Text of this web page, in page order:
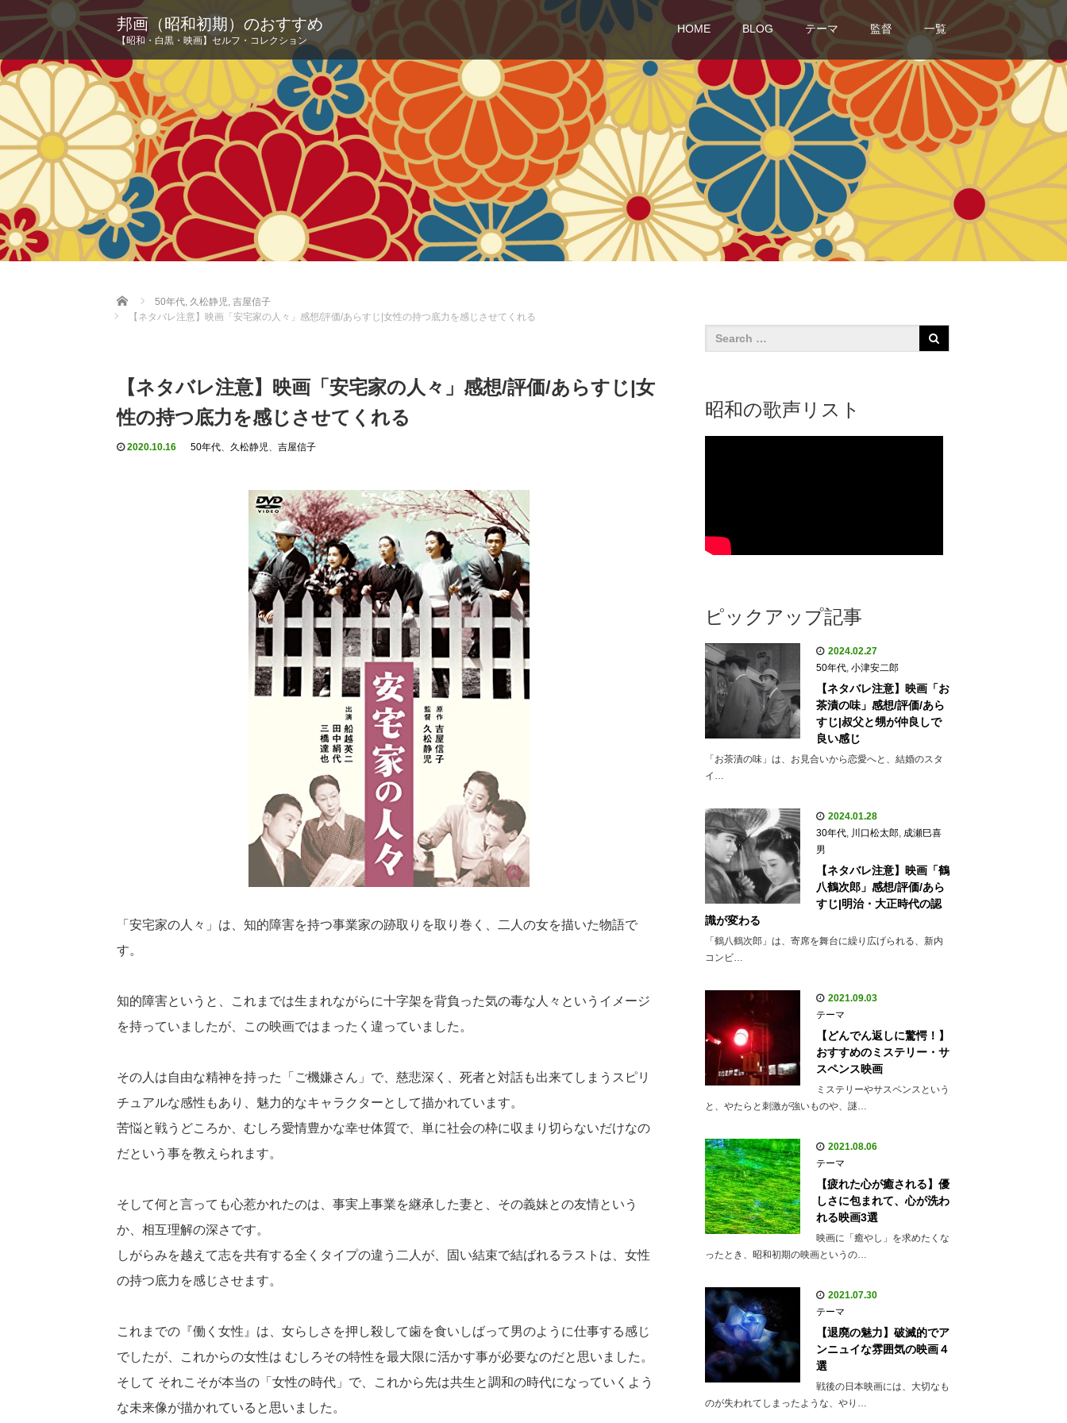
邦画（昭和初期）のおすすめ
【昭和・白黒・映画】セルフ・コレクション
HOME BLOG テーマ 監督 一覧
Home 50年代, 久松静児, 吉屋信子
【ネタバレ注意】映画「安宅家の人々」感想/評価/あらすじ|女性の持つ底力を感じさせてくれる
【ネタバレ注意】映画「安宅家の人々」感想/評価/あらすじ|女
性の持つ底力を感じさせてくれる
2020.10.16 50年代、 久松静児、 吉屋信子
「安宅家の人々」は、知的障害を持つ事業家の跡取りを取り巻く、二人の女を描いた物語で
す。
知的障害というと、これまでは生まれながらに十字架を背負った気の毒な人々というイメージ
を持っていましたが、この映画ではまったく違っていました。
その人は自由な精神を持った「ご機嫌さん」で、慈悲深く、死者と対話も出来てしまうスピリ
チュアルな感性もあり、魅力的なキャラクターとして描かれています。
苦悩と戦うどころか、むしろ愛情豊かな幸せ体質で、単に社会の枠に収まり切らないだけなの
だという事を教えられます。
そして何と言っても心惹かれたのは、事実上事業を継承した妻と、その義妹との友情という
か、相互理解の深さです。
しがらみを越えて志を共有する全くタイプの違う二人が、固い結束で結ばれるラストは、女性
の持つ底力を感じさせます。
これまでの『働く女性』は、女らしさを押し殺して歯を食いしばって男のように仕事する感じ
でしたが、これからの女性は むしろその特性を最大限に活かす事が必要なのだと思いました。
そして それこそが本当の「女性の時代」で、これから先は共生と調和の時代になっていくよう
な未来像が描かれていると思いました。
昭和の歌声リスト
ピックアップ記事
2024.02.27
50年代,小津安二郎
【ネタバレ注意】映画「お
茶漬の味」感想/評価/あら
すじ|叔父と甥が仲良しで
良い感じ
「お茶漬の味」は、お見合いから恋愛へと、結婚のスタ
イ…
2024.01.28
30年代, 川口松太郎, 成瀬巳喜
男
【ネタバレ注意】映画「鶴
八鶴次郎」感想/評価/あら
すじ|明治・大正時代の認
識が変わる
「鶴八鶴次郎」は、寄席を舞台に繰り広げられる、新内
コンビ…
2021.09.03
テーマ
【どんでん返しに驚愕！】
おすすめのミステリー・サ
スペンス映画
ミステリーやサスペンスという
と、やたらと刺激が強いものや、謎…
2021.08.06
テーマ
【疲れた心が癒される】優
しさに包まれて、心が洗わ
れる映画3選
映画に「癒やし」を求めたくな
ったとき、昭和初期の映画というの…
2021.07.30
テーマ
【退廃の魅力】破滅的でア
ンニュイな雰囲気の映画４
選
戦後の日本映画には、大切なも
のが失われてしまったような、やり…